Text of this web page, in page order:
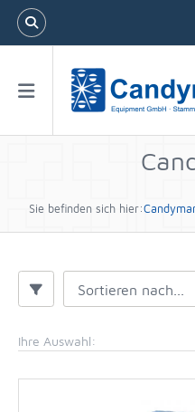
Sie befinden sich hier:
Sortieren nach...
Ihre Auswahl: